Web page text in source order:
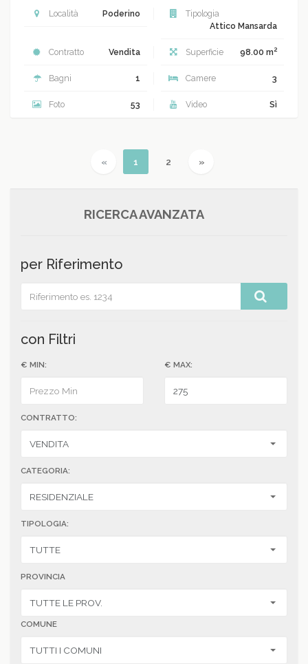
Località Poderino
Tipologia
Attico Mansarda
Contratto Vendita Superficie 98.00 m2
Bagni 1 Camere 3
Foto 53 Video Sì
« Previous
1 (current)
2 »
RICERCA AVANZATA
per Riferimento
con Filtri
€ MIN: € MAX:
CONTRATTO:
CATEGORIA:
TIPOLOGIA:
PROVINCIA
COMUNE